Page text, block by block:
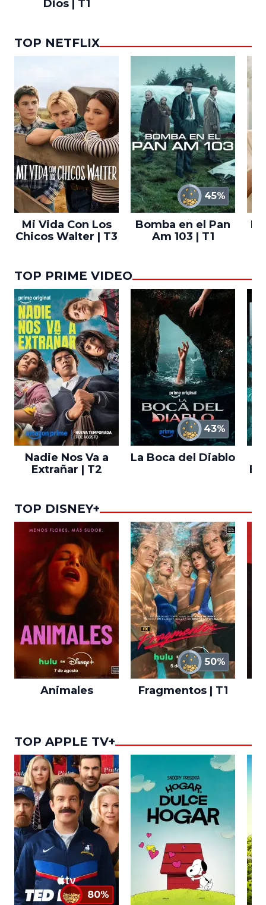
Dios | T1
TOP NETFLIX
Mi Vida Con Los
Chicos Walter | T3
45%
Bomba en el Pan
Am 103 | T1
El
TOP PRIME VIDEO
Nadie Nos Va a
Extrañar | T2
43%
La Boca del Diablo
TOP DISNEY+
Animales
50%
Fragmentos | T1
TOP APPLE TV+
80%